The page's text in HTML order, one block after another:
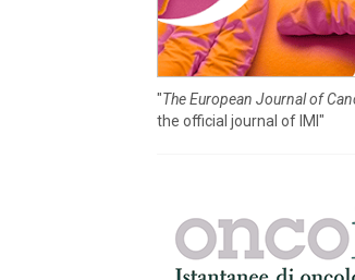
"The European Journal of
the official journal of IMI"